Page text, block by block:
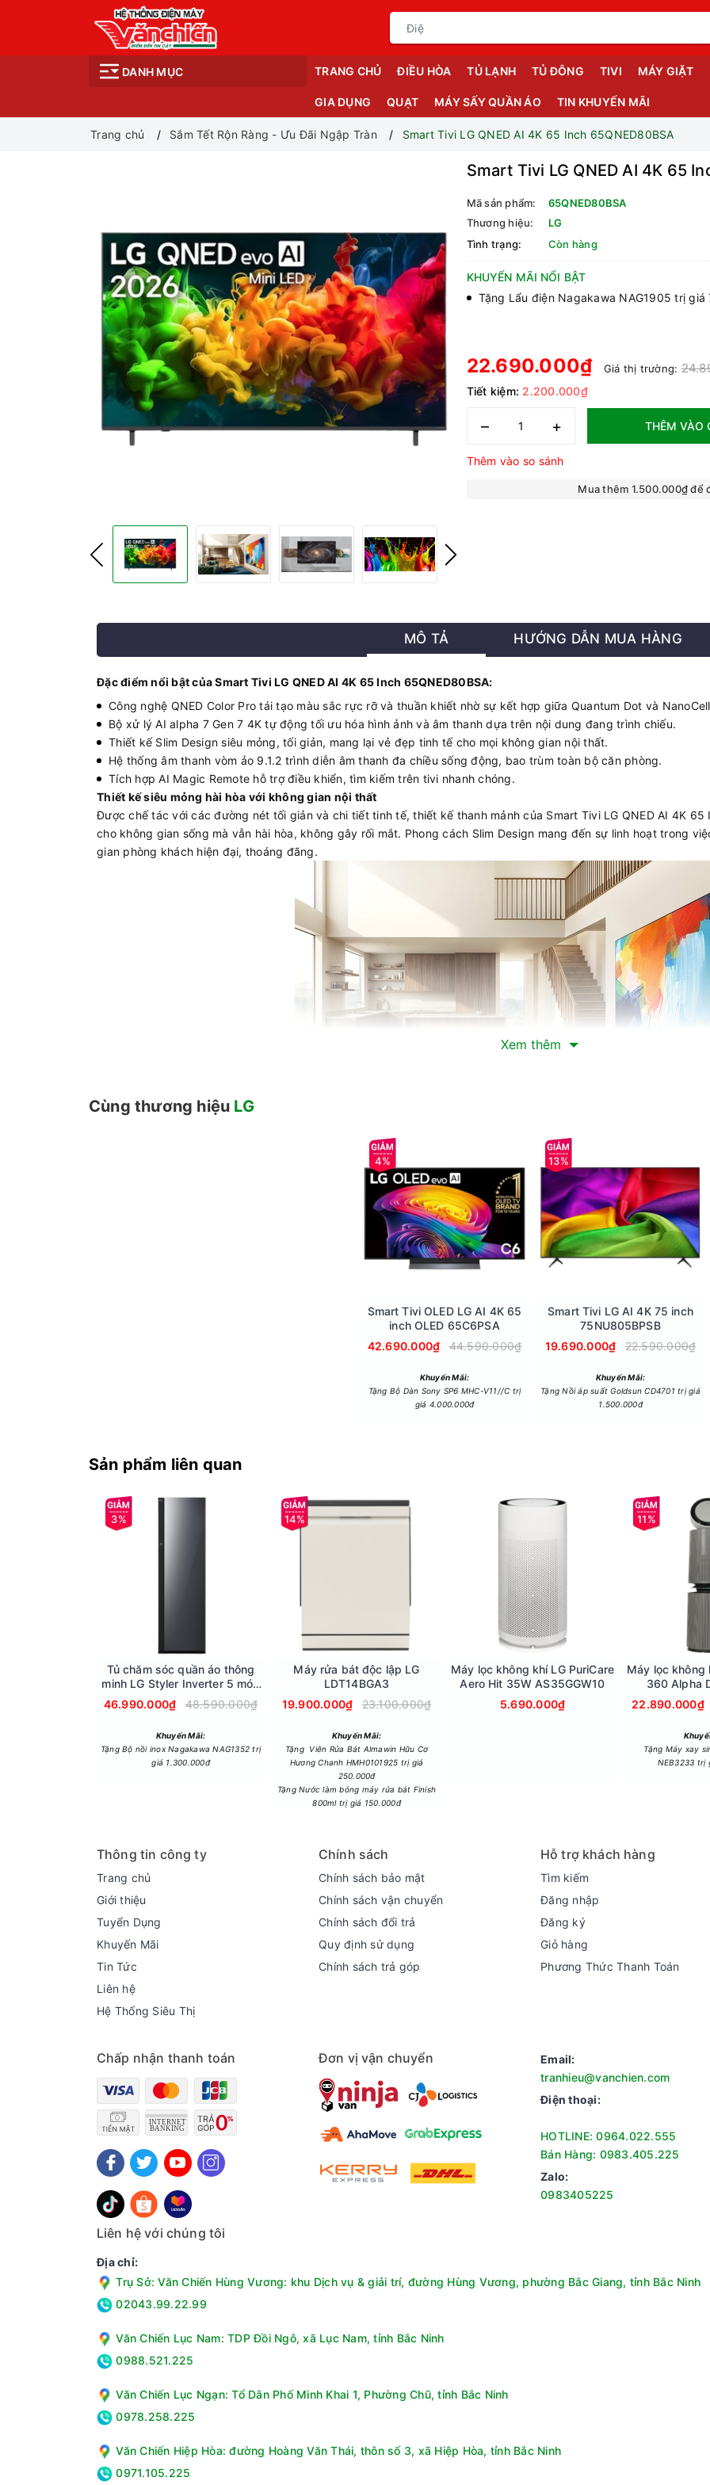
DANH MỤC TRANG CHỦ ĐIỀU HÒA TỦ LẠNH TỦ ĐÔNG TIVI MÁY GIẶT
GIA DỤNG QUẠT MÁY SẤY QUẦN ÁO TIN KHUYẾN MÃI
Trang chủ Sắm Tết Rộn Ràng - Ưu Đãi Ngập Tràn Smart Tivi LG QNED AI 4K 65 Inch 65QNED80BSA
Smart Tivi LG QNED AI 4K 65
Mã sản phẩm:
65QNED80BSA
Thương hiệu:
LG
Tình trạng:
Còn hàng
KHUYẾN MÃI NỔI BẬT
Tặng Lẩu điện Nagakawa NAG1905 trị
22.690.000₫ Giá thị trường:
Tiết kiệm: 2.200.000₫
– + THÊM VÀO
Thêm vào so sánh
Mua thêm 1.500.000₫ để
MÔ TẢ HƯỚNG DẪN MUA HÀNG
Đặc điểm nổi bật của Smart Tivi LG QNED AI 4K 65 Inch 65QNED80BSA:
Công nghệ QNED Color Pro tái tạo màu sắc rực rỡ và thuần khiết nhờ sự kết hợp giữa Quantum Dot và
Bộ xử lý AI alpha 7 Gen 7 4K tự động tối ưu hóa hình ảnh và âm thanh dựa trên nội dung đang trình chiếu.
Thiết kế Slim Design siêu mỏng, tối giản, mang lại vẻ đẹp tinh tế cho mọi không gian nội thất.
Hệ thống âm thanh vòm ảo 9.1.2 trình diễn âm thanh đa chiều sống động, bao trùm toàn bộ căn phòng.
Tích hợp AI Magic Remote hỗ trợ điều khiển, tìm kiếm trên tivi nhanh chóng.
Thiết kế siêu mỏng hài hòa với không gian nội thất
Được chế tác với các đường nét tối giản và chi tiết tinh tế, thiết kế thanh mảnh của Smart Tivi LG QNED AI 4K 65
cho không gian sống mà vẫn hài hòa, không gây rối mắt. Phong cách Slim Design mang đến sự linh hoạt trong
gian phòng khách hiện đại, thoáng đãng.
Độ mỏng ấn tượng giúp tivi trông như một bức tranh điện tử áp sát vào mặt phẳng, loại bỏ cảm giác nặng nề
với chân đế chắc chắn, sản phẩm vẫn giữ được vẻ thanh thoát, góp phần tôn vinh gu thẩm mỹ tinh tế của gia chủ.
Trang trí không gian sống với kho tàng nội dung nghệ thuật phong phú
Một trong những điểm khiến người dùng thích thú trên dòng tivi này chính là tính năng Gallery Mode kết hợp
khoảng đen trống trải khi không sử dụng, bạn có thể biến màn hình 65 inch thành một khung tranh điện tử trình
Đặc biệt, nhờ khả năng tối ưu hóa điện năng, bạn có thể yên tâm để tivi "tỏa sáng" cả ngày mà không lo tốn quá
thay đổi không khí ngôi nhà, từ sự tĩnh lặng của một bảo tàng nghệ thuật đến sự tươi mới của thiên nhiên hùng
Công nghệ Dynamic QNED Color Pro mang đến độ phủ màu cực cao
Màu sắc chính là linh hồn của hình ảnh và tivi LG QNED80BSA đã làm cực tốt điều này với công nghệ Dynamic
sắc thông qua các hạt Nano, tivi mang lại độ phủ màu rộng và chính xác đến kinh ngạc. Bạn sẽ cảm nhận được
nhiên. Sắc xanh của rừng già hay sắc đỏ của hoàng hôn sẽ được tái hiện với độ bão hòa hoàn hảo, không bị bệt
Công nghệ Mini LED mang đến độ sáng rực rỡ
Hàng ngàn bóng đèn LED siêu nhỏ được bố trí dày đặc trên màn hình giúp Smart Tivi LG QNED AI 4K 65 Inch
cực kỳ chính xác. Khi xem những bộ phim có bối cảnh ban đêm, bạn sẽ thấy màu đen sâu thẳm nhưng các chi
hiện tượng quầng sáng (blooming). Độ sáng rực rỡ của màn hình cũng giúp tivi hiển thị tốt trong những căn
luôn rõ ràng và không bị lóa.
Bộ xử lý AI alpha 7 Gen 9 4K nâng cấp toàn diện tín hiệu đầu vào
AI alpha 7 Gen 9 không chỉ là một con chip xử lý thông thường mà là một hệ thống trí tuệ nhân tạo có khả năng
vào, nhận diện khuôn mặt, văn bản và cảnh vật để tinh chỉnh độ sắc nét.
Xem thêm
Cùng thương hiệu LG
4%
Smart Tivi OLED LG AI 4K 65
inch OLED 65C6PSA
42.690.000₫
44.590.000₫
Khuyến Mãi:
Tặng Bộ Dàn Sony SP6 MHC-V11//C trị
giá 4.000.000đ
13%
Smart Tivi LG AI 4K 75 inch
75NU805BPSB
19.690.000₫
22.590.000₫
Khuyến Mãi:
Tặng Nồi áp suất Goldsun CD4701 trị giá
1.500.000đ
Sản phẩm liên quan
3%
Tủ chăm sóc quần áo thông
minh LG Styler Inverter 5 móc
SC5GMR80H.ABMPEVN
46.990.000₫ 48.590.000₫
Khuyến Mãi:
Tặng Bộ nồi inox Nagakawa NAG1352 trị
giá 1.300.000đ
14%
Máy rửa bát độc lập LG
LDT14BGA3
19.900.000₫
23.100.000₫
Khuyến Mãi:
Tặng Viên Rửa Bát Almawin Hữu Cơ
Hương Chanh HMH0101925 trị giá
250.000đ
Tặng Nước làm bóng máy rửa bát Finish
800ml trị giá 150.000đ
Máy lọc không khí LG PuriCare
Aero Hit 35W AS35GGW10
5.690.000₫
11%
Máy lọc không
360 Alpha
22.890.000₫
Tặng Máy xay
NEB3233 trị
Thông tin công ty
Trang chủ
Giới thiệu
Tuyển Dụng
Khuyến Mãi
Tin Tức
Liên hệ
Hệ Thống Siêu Thị
Chính sách
Chính sách bảo mật
Chính sách vận chuyển
Chính sách đổi trả
Quy định sử dụng
Chính sách trả góp
Hỗ trợ khách hàng
Tìm kiếm
Đăng nhập
Đăng ký
Giỏ hàng
Phương Thức Thanh Toán
Chấp nhận thanh toán Đơn vị vận chuyển
Email:
tranhieu@vanchien.com
Điện thoại:
HOTLINE: 0964.022.555
Bán Hàng: 0983.405.225
Zalo:
0983405225
Liên hệ với chúng tôi
Địa chỉ:
Trụ Sở: Văn Chiến Hùng Vương: khu Dịch vụ & giải trí, đường Hùng Vương, phường Bắc Giang, tỉnh Bắc Ninh
02043.99.22.99
Văn Chiến Lục Nam: TDP Đồi Ngô, xã Lục Nam, tỉnh Bắc Ninh
0988.521.225
Văn Chiến Lục Ngạn: Tổ Dân Phố Minh Khai 1, Phường Chũ, tỉnh Bắc Ninh
0978.258.225
Văn Chiến Hiệp Hòa: đường Hoàng Văn Thái, thôn số 3, xã Hiệp Hòa, tỉnh Bắc Ninh
0971.105.225